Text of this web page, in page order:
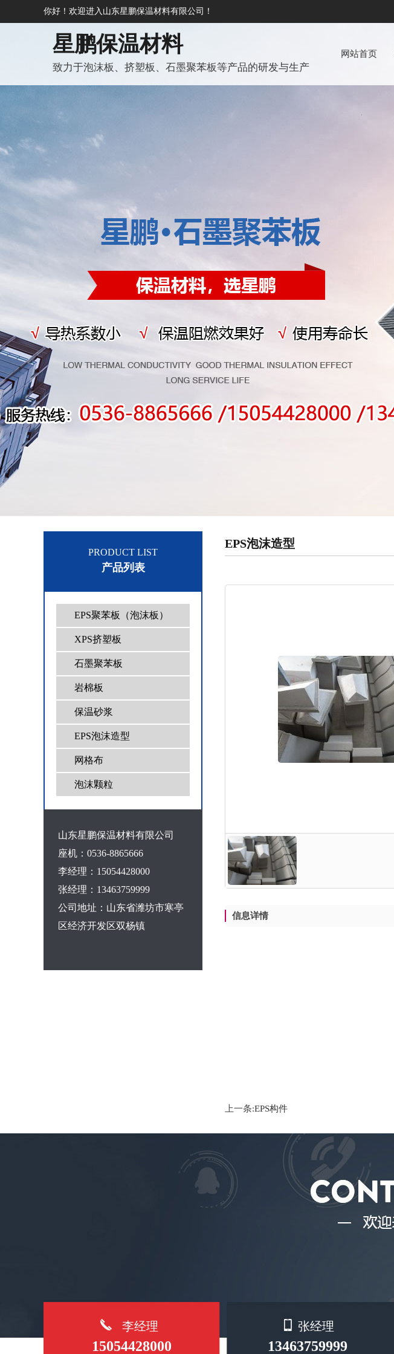
你好！欢迎进入山东星鹏保温材料有限公司！
星鹏保温材料
致力于泡沫板、挤塑板、石墨聚苯板等产品的研发与生产
网站首页
PRODUCT LIST
产品列表
EPS聚苯板（泡沫板）
XPS挤塑板
石墨聚苯板
岩棉板
保温砂浆
EPS泡沫造型
网格布
泡沫颗粒
山东星鹏保温材料有限公司
座机：0536-8865666
李经理：15054428000
张经理：13463759999
公司地址：山东省潍坊市寒亭
区经济开发区双杨镇
EPS泡沫造型
信息详情
上一条:EPS构件
李经理
15054428000
张经理
13463759999